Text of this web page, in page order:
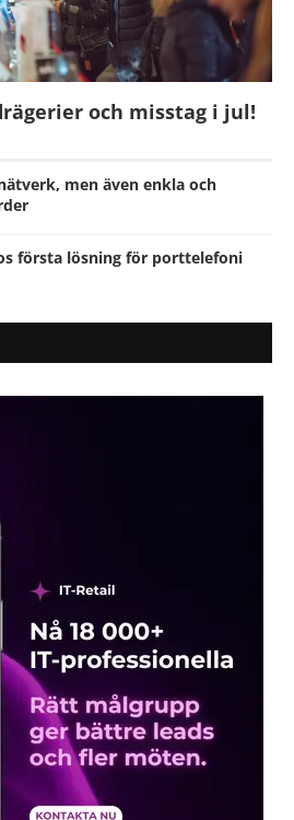
och misstag i jul!
men även enkla och
första lösning för porttelefoni